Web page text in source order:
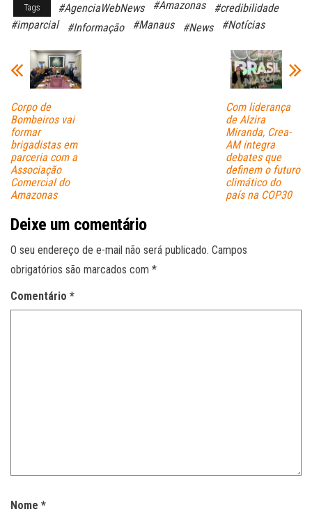
bo ts
A
pp
ail
Tags #AgenciaWebNews #Amazonas
#credibilidade
#imparcial
#Informação #Manaus #News #Notícias
Corpo de
Bombeiros vai
formar
brigadistas em
parceria com a
Associação
Comercial do
Amazonas
Com liderança
de Alzira
Miranda, Crea-
AM integra
debates que
definem o futuro
climático do
país na COP30
Deixe um comentário
O seu endereço de e-mail não será publicado. Campos
obrigatórios são marcados com *
Comentário *
Nome *